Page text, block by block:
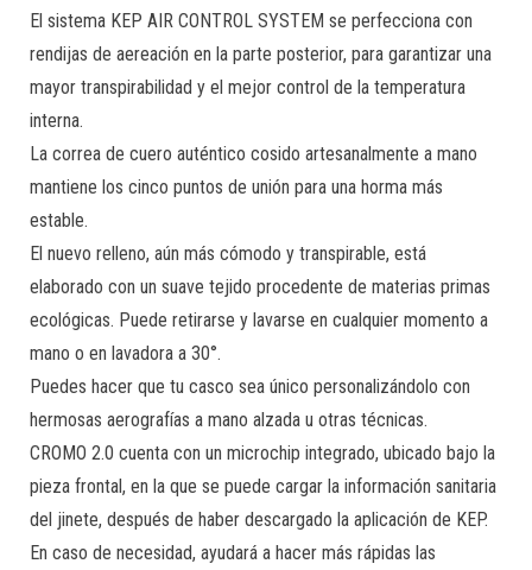
El sistema KEP AIR CONTROL SYSTEM se perfecciona con
rendijas de aereación en la parte posterior, para garantizar una
mayor transpirabilidad y el mejor control de la temperatura
interna.
La correa de cuero auténtico cosido artesanalmente a mano
mantiene los cinco puntos de unión para una horma más
estable.
El nuevo relleno, aún más cómodo y transpirable, está
elaborado con un suave tejido procedente de materias primas
ecológicas. Puede retirarse y lavarse en cualquier momento a
mano o en lavadora a 30°.
Puedes hacer que tu casco sea único personalizándolo con
hermosas aerografías a mano alzada u otras técnicas.
CROMO 2.0 cuenta con un microchip integrado, ubicado bajo la
pieza frontal, en la que se puede cargar la información sanitaria
del jinete, después de haber descargado la aplicación de KEP.
En caso de necesidad, ayudará a hacer más rápidas las